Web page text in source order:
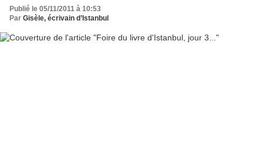
Publié le 05/11/2011 à 10:53
Par Gisèle, écrivain d’Istanbul